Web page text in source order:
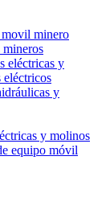
movil minero
mineros
eléctricas y
eléctricos
y
y molinos
equipo móvil